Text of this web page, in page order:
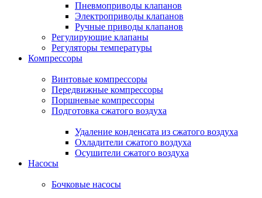
Пневмоприводы клапанов
Электроприводы клапанов
Ручные приводы клапанов
Регулирующие клапаны
Регуляторы температуры
Компрессоры
Винтовые компрессоры
Передвижные компрессоры
Поршневые компрессоры
Подготовка сжатого воздуха
Удаление конденсата из сжатого воздуха
Охладители сжатого воздуха
Осушители сжатого воздуха
Насосы
Бочковые насосы